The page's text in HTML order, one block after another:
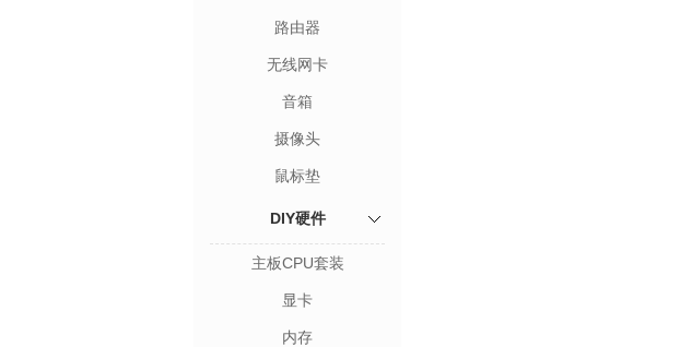
路由器
无线网卡
音箱
摄像头
鼠标垫
DIY硬件
主板CPU套装
显卡
内存